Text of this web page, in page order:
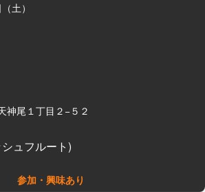
土）
神尾１丁目２−５２
ュフルート)
参加・興味あり